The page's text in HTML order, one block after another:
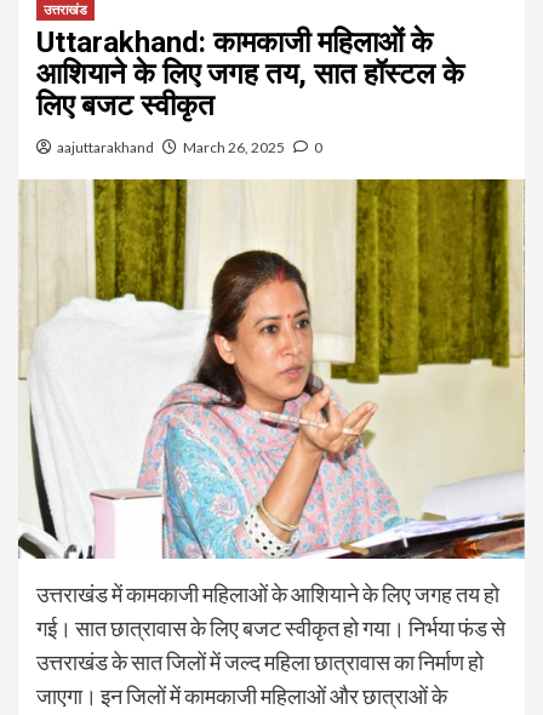
उत्तराखंड
Uttarakhand: कामकाजी महिलाओं के
आशियाने के लिए जगह तय, सात हॉस्टल के
लिए बजट स्वीकृत
aajuttarakhand March 26, 2025 0
उत्तराखंड में कामकाजी महिलाओं के आशियाने के लिए जगह तय हो
गई। सात छात्रावास के लिए बजट स्वीकृत हो गया। निर्भया फंड से
उत्तराखंड के सात जिलों में जल्द महिला छात्रावास का निर्माण हो
जाएगा। इन जिलों में कामकाजी महिलाओं और छात्राओं के